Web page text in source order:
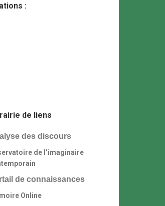
:
de liens
des discours
de l’imaginaire
de connaissances
Online